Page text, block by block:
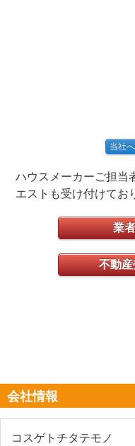
当社
ハウスメーカーご担当
エストも受け付けてお
業
不動
会社情報
コスゲトチタテモノ